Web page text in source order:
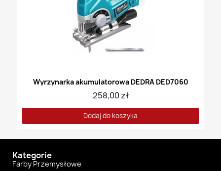
Wyrzynarka akumulatorowa DEDRA DED7060
258,00 zł
Dodaj do koszyka
Kategorie
Farby Przemysłowe